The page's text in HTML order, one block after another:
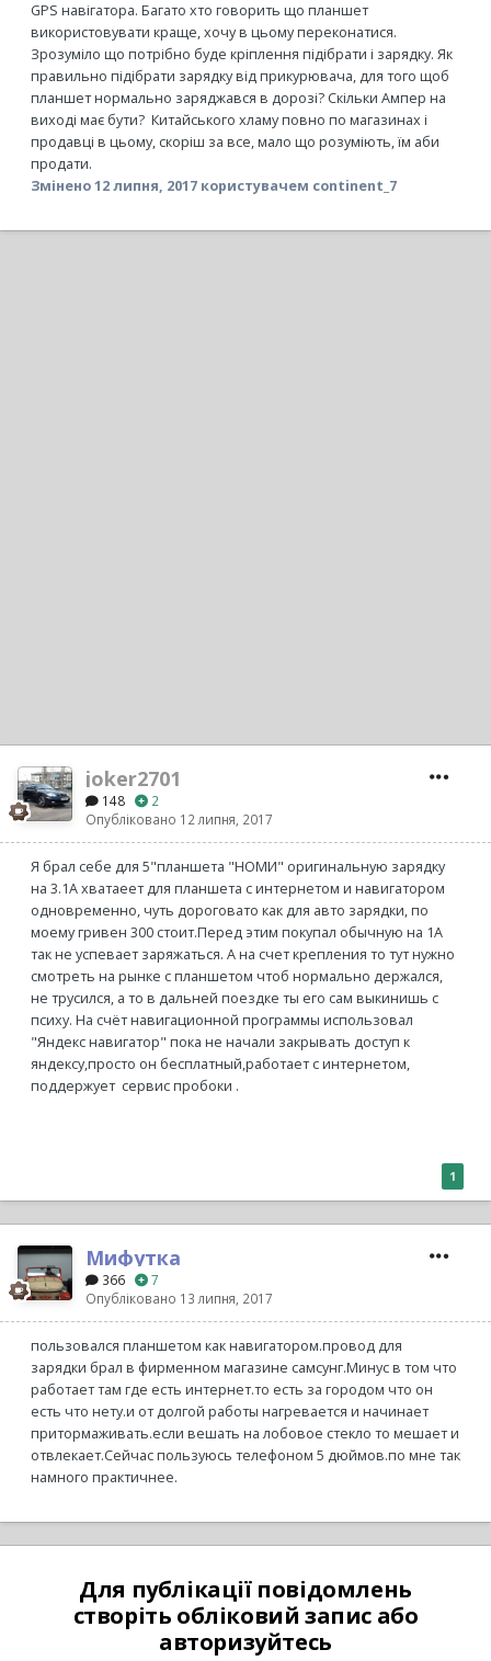
GPS навігатора. Багато хто говорить що планшет
використовувати краще, хочу в цьому переконатися.
Зрозуміло що потрібно буде кріплення підібрати і зарядку. Як
правильно підібрати зарядку від прикурювача, для того щоб
планшет нормально заряджався в дорозі? Скільки Ампер на
виході має бути? Китайського хламу повно по магазинах і
продавці в цьому, скоріш за все, мало що розуміють, їм аби
продати.
Змінено12 липня, 2017 користувачем continent_7
joker2701
148
2
Опубліковано 12 липня, 2017
Я брал себе для 5"планшета "НОМИ" оригинальную зарядку
на 3.1А хватаеет для планшета с интернетом и навигатором
одновременно, чуть дороговато как для авто зарядки, по
моему гривен 300 стоит.Перед этим покупал обычную на 1А
так не успевает заряжаться. А на счет крепления то тут нужно
смотреть на рынке с планшетом чтоб нормально держался,
не трусился, а то в дальней поездке ты его сам выкинишь с
психу. На счёт навигационной программы использовал
"Яндекс навигатор" пока не начали закрывать доступ к
яндексу,просто он бесплатный,работает с интернетом,
поддержует сервис пробоки .
1
Мифутка
366
7
Опубліковано 13 липня, 2017
пользовался планшетом как навигатором.провод для
зарядки брал в фирменном магазине самсунг.Минус в том что
работает там где есть интернет.то есть за городом что он
есть что нету.и от долгой работы нагревается и начинает
притормаживать.если вешать на лобовое стекло то мешает и
отвлекает.Сейчас пользуюсь телефоном 5 дюймов.по мне так
намного практичнее.
Для публікації повідомлень
створіть обліковий запис або
авторизуйтесь